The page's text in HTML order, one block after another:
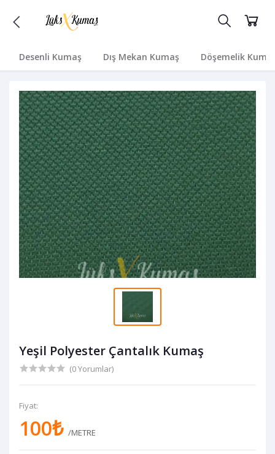
Desenli Kumaş Dış Mekan Kumaş Döşemelik
Yeşil Polyester Çantalık Kumaş
(0 Yorumlar)
Fiyat:
100₺ /METRE